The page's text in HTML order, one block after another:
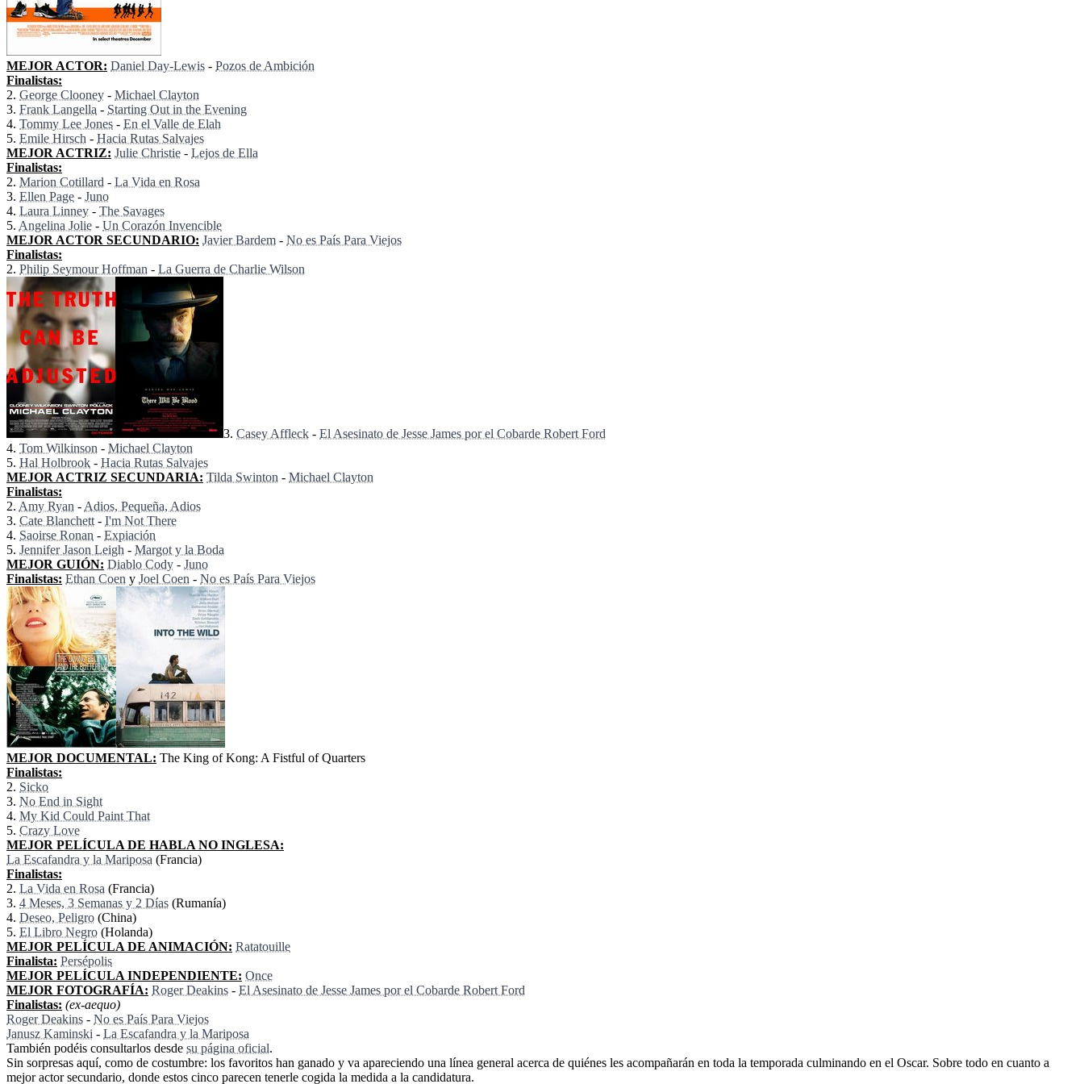
MEJOR ACTOR: Daniel Day-Lewis - Pozos de Ambición
Finalistas:
2. George Clooney - Michael Clayton
3. Frank Langella - Starting Out in the Evening
4. Tommy Lee Jones - En el Valle de Elah
5. Emile Hirsch - Hacia Rutas Salvajes
MEJOR ACTRIZ: Julie Christie - Lejos de Ella
Finalistas:
2. Marion Cotillard - La Vida en Rosa
3. Ellen Page - Juno
4. Laura Linney - The Savages
5. Angelina Jolie - Un Corazón Invencible
MEJOR ACTOR SECUNDARIO: Javier Bardem - No es País Para Viejos
Finalistas:
2. Philip Seymour Hoffman - La Guerra de Charlie Wilson
3. Casey Affleck - El Asesinato de Jesse James por el Cobarde Robert Ford
4. Tom Wilkinson - Michael Clayton
5. Hal Holbrook - Hacia Rutas Salvajes
MEJOR ACTRIZ SECUNDARIA: Tilda Swinton - Michael Clayton
Finalistas:
2. Amy Ryan - Adios, Pequeña, Adios
3. Cate Blanchett - I'm Not There
4. Saoirse Ronan - Expiación
5. Jennifer Jason Leigh - Margot y la Boda
MEJOR GUIÓN: Diablo Cody - Juno
Finalistas: Ethan Coen y Joel Coen - No es País Para Viejos
MEJOR DOCUMENTAL: The King of Kong: A Fistful of Quarters
Finalistas:
2. Sicko
3. No End in Sight
4. My Kid Could Paint That
5. Crazy Love
MEJOR PELÍCULA DE HABLA NO INGLESA:
La Escafandra y la Mariposa (Francia)
Finalistas:
2. La Vida en Rosa (Francia)
3. 4 Meses, 3 Semanas y 2 Días (Rumanía)
4. Deseo, Peligro (China)
5. El Libro Negro (Holanda)
MEJOR PELÍCULA DE ANIMACIÓN: Ratatouille
Finalista: Persépolis
MEJOR PELÍCULA INDEPENDIENTE: Once
MEJOR FOTOGRAFÍA: Roger Deakins - El Asesinato de Jesse James por el Cobarde Robert Ford
Finalistas: (ex-aequo)
Roger Deakins - No es País Para Viejos
Janusz Kaminski - La Escafandra y la Mariposa
También podéis consultarlos desde su página oficial.
Sin sorpresas aquí, como de costumbre: los favoritos han ganado y va apareciendo una línea general acerca de quiénes les acompañarán en toda la temporada culminando en el Oscar. Sobre todo en cuanto a
mejor actor secundario, donde estos cinco parecen tenerle cogida la medida a la candidatura.